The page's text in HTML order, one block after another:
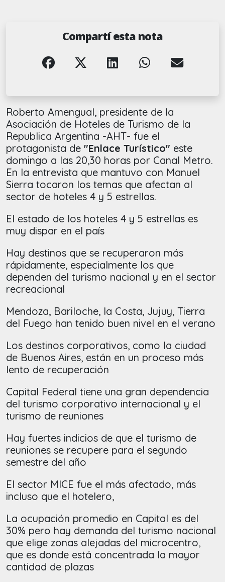
Compartí esta nota
Roberto Amengual, presidente de la
Asociación de Hoteles de Turismo de la
Republica Argentina -AHT- fue el
protagonista de "Enlace Turístico" este
domingo a las 20,30 horas por Canal Metro.
En la entrevista que mantuvo con Manuel
Sierra tocaron los temas que afectan al
sector de hoteles 4 y 5 estrellas.
El estado de los hoteles 4 y 5 estrellas es
muy dispar en el país
Hay destinos que se recuperaron más
rápidamente, especialmente los que
dependen del turismo nacional y en el sector
recreacional
Mendoza, Bariloche, la Costa, Jujuy, Tierra
del Fuego han tenido buen nivel en el verano
Los destinos corporativos, como la ciudad
de Buenos Aires, están en un proceso más
lento de recuperación
Capital Federal tiene una gran dependencia
del turismo corporativo internacional y el
turismo de reuniones
Hay fuertes indicios de que el turismo de
reuniones se recupere para el segundo
semestre del año
El sector MICE fue el más afectado, más
incluso que el hotelero,
La ocupación promedio en Capital es del
30% pero hay demanda del turismo nacional
que elige zonas alejadas del microcentro,
que es donde está concentrada la mayor
cantidad de plazas